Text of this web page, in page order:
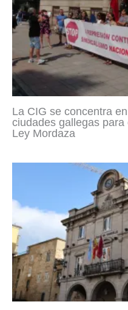
La CIG se concentra
ciudades gallegas
Ley Mordaza